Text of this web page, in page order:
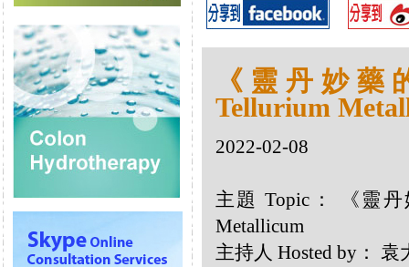
《靈丹妙藥
Tellurium
2022-02-08
主題 Topic： 《靈
Metallicum
主持人 Hosted by：